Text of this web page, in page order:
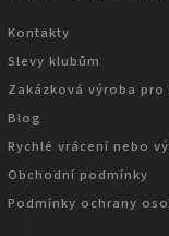
Kontakty
Slevy klubům
Zakázková výroba
Blog
Rychlé vrácení nebo
Obchodní podmínky
Podmínky ochrany